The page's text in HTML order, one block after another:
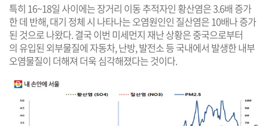
특히 16~18일 사이에는 장거리 이동 추적자인 황산염은 3.6배 증가
한 데 반해, 대기 정체 시 나타나는 오염원인인 질산염은 10배나 증가
된 것으로 나왔다. 결국 이번 미세먼지 재난 상황은 중국으로부터
의 유입된 외부물질에 자동차, 난방, 발전소 등 국내에서 발생한 내부
오염물질이 더해져 더욱 심각해졌다는 것이다.